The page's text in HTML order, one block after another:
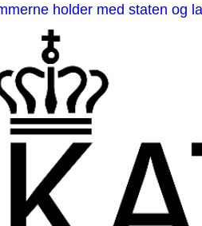
holder med staten og